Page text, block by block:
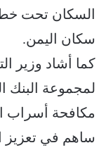
سكان اليمن.
كما أشاد وزير
لمجموعة البنك
مكافحة أسراب
ساهم في